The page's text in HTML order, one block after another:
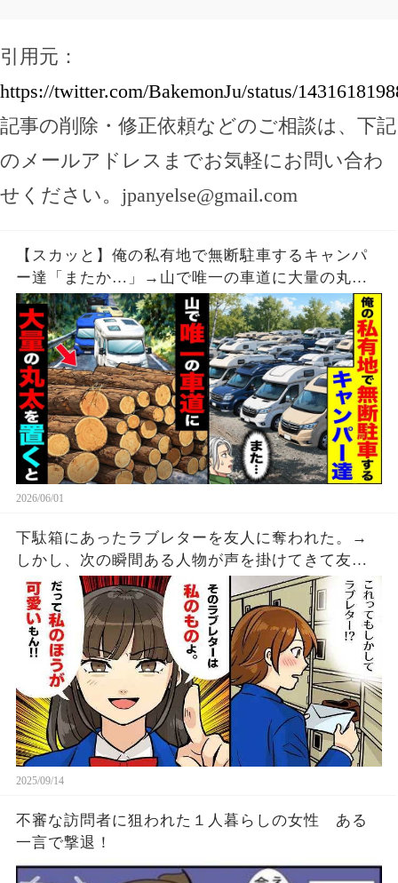
引用元：
https://twitter.com/BakemonJu/status/
記事の削除・修正依頼などのご相談は、下記
のメールアドレスまでお気軽にお問い合わ
せください。 jpanyelse@gmail.com
【スカッと】俺の私有地で無断駐車するキャンパ
ー達「またか…」→山で唯一の車道に大量の丸太
を置いた結果【漫画】
2026/06/01
下駄箱にあったラブレターを友人に奪われた。→
しかし、次の瞬間ある人物が声を掛けてきて友人
の顔が急に焦り始める・・・
2025/09/14
不審な訪問者に狙われた１人暮らしの女性 ある
一言で撃退！